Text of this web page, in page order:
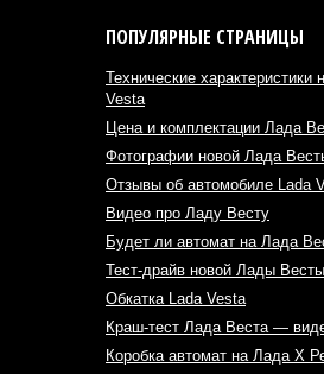
ПОПУЛЯРНЫЕ СТРАНИЦЫ
Технические характеристики
Vesta
Цена и комплектации Лада
Фотографии новой Лада
Отзывы об автомобиле Lada
Видео про Ладу Весту
Будет ли автомат на Лада
Тест-драйв новой Лады
Обкатка Lada Vesta
Краш-тест Лада Веста —
Коробка автомат на Лада Х